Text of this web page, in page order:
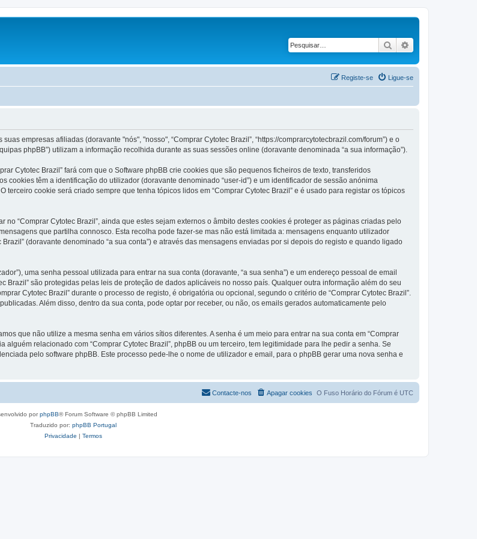
Pesquisar
Ligue-se
Registe-se
empresas afiliadas (doravante "nós", "nosso", “Comprar Cytotec Brazil”, “https://comprarcytotecbrazil.com/forum”) e o
phpBB”) utilizam a informação recolhida durante as suas sessões online (doravante denominada “a sua informação”).
Cytotec Brazil” fará com que o Software phpBB crie cookies que são pequenos ficheiros de texto, transferidos
cookies têm a identificação do utilizador (doravante denominado “user-id”) e um identificador de sessão anónima
terceiro cookie será criado sempre que tenha tópicos lidos em “Comprar Cytotec Brazil” e é usado para registar os tópicos
“Comprar Cytotec Brazil”, ainda que estes sejam externos o âmbito destes cookies é proteger as páginas criadas pelo
que partilha connosco. Esta recolha pode fazer-se mas não está limitada a: mensagens enquanto utilizador
(doravante denominado “a sua conta”) e através das mensagens enviadas por si depois do registo e quando ligado
uma senha pessoal utilizada para entrar na sua conta (doravante, “a sua senha”) e um endereço pessoal de email
Brazil” são protegidas pelas leis de proteção de dados aplicáveis no nosso país. Qualquer outra informação além do seu
Cytotec Brazil” durante o processo de registo, é obrigatória ou opcional, segundo o critério de “Comprar Cytotec Brazil”.
Além disso, dentro da sua conta, pode optar por receber, ou não, os emails gerados automaticamente pelo
que não utilize a mesma senha em vários sítios diferentes. A senha é um meio para entrar na sua conta em “Comprar
relacionado com “Comprar Cytotec Brazil”, phpBB ou um terceiro, tem legitimidade para lhe pedir a senha. Se
pelo software phpBB. Este processo pede-lhe o nome de utilizador e email, para o phpBB gerar uma nova senha e
O Fuso Horário do Fórum é UTC
Apagar cookies
Contacte-nos
porphpBB® Forum Software © phpBB Limited
Traduzido por: phpBB Portugal
Privacidade | Termos